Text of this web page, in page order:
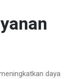
daya